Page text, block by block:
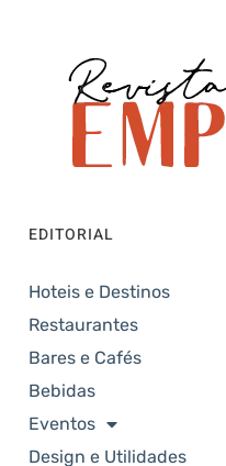
EDITORIAL
Hoteis e Destinos
Restaurantes
Bares e Cafés
Bebidas
Eventos
Design e Utilidades